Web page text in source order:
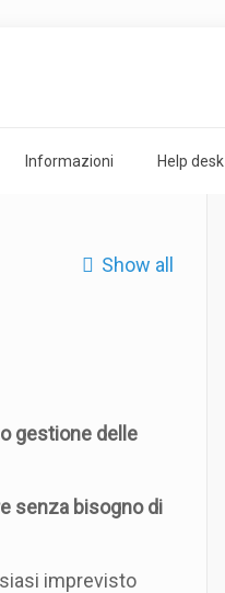
Informazioni Help desk
Show all
gestione delle
senza bisogno di
imprevisto